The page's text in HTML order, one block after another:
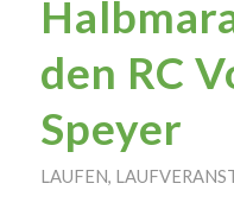
den RC
Speyer
LAUFEN